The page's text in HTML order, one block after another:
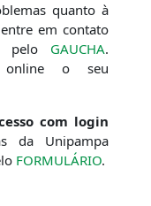
quanto à
em contato
pelo GAUCHA.
online o seu
com login
da Unipampa
FORMULÁRIO.